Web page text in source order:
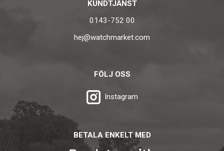
KUNDTJÄNST
0143-752 00
hej@watchmarket.com
FÖLJ OSS
Instagram
BETALA ENKELT MED